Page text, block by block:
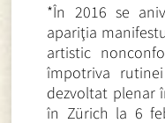
*În 2016 se
apariţia
artistic
împotriva
dezvoltat plenar
în Zürich la 6